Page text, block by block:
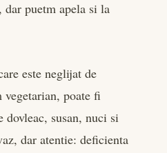
puetm apela si la
este neglijat de
vegetarian, poate fi
dovleac, susan, nuci si
dar atentie: deficienta